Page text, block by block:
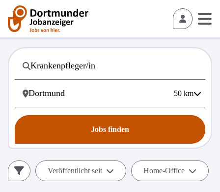
50 km
Jobs finden
Veröffentlicht seit Home-Office